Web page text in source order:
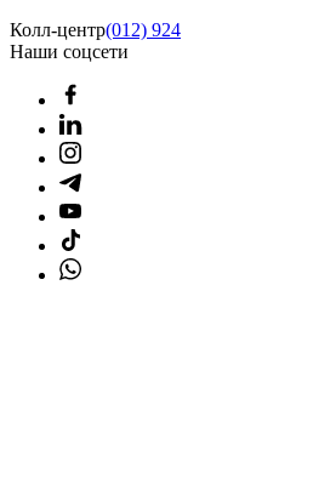
Колл-центр(012) 924
Наши соцсети